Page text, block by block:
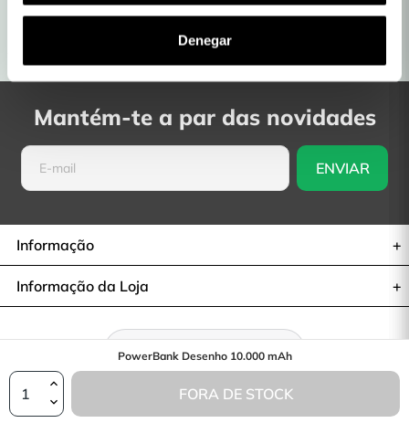
Denegar
PowerBank Desenho 10.000 mAh
FORA DE STOCK
lojas físicas
Produtos com Garantia
Mantém-te a par das novidades
Informação
Informação da Loja
Retratar-se do contrato
© 2026— La Casa de las Carcasas